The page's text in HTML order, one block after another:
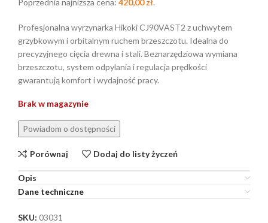
Poprzednia najniższa cena: 420,00zł.
Profesjonalna wyrzynarka Hikoki CJ90VAST2 z uchwytem
grzybkowym i orbitalnym ruchem brzeszczotu. Idealna do
precyzyjnego cięcia drewna i stali. Beznarzędziowa wymiana
brzeszczotu, system odpylania i regulacja prędkości
gwarantują komfort i wydajność pracy.
Brak w magazynie
Porównaj Dodaj do listy życzeń
Opis
Dane techniczne
SKU: 03031